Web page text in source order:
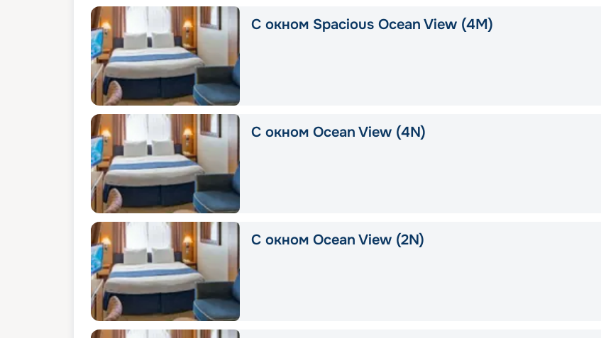
С окном Spacious Ocean View (4M)
С окном Ocean View (4N)
С окном Ocean View (2N)